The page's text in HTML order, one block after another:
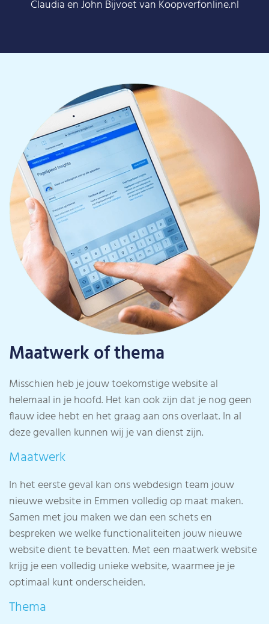
Claudia en John Bijvoet van Koopverfonline.nl
Maatwerk of thema
Misschien heb je jouw toekomstige website al
helemaal in je hoofd. Het kan ook zijn dat je nog geen
flauw idee hebt en het graag aan ons overlaat. In al
deze gevallen kunnen wij je van dienst zijn.
Maatwerk
In het eerste geval kan ons webdesign team jouw
nieuwe website in Emmen volledig op maat maken.
Samen met jou maken we dan een schets en
bespreken we welke functionaliteiten jouw nieuwe
website dient te bevatten. Met een maatwerk website
krijg je een volledig unieke website, waarmee je je
optimaal kunt onderscheiden.
Thema